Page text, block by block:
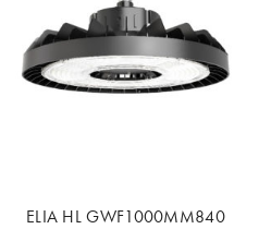
ELIA HL GWF1000MM840